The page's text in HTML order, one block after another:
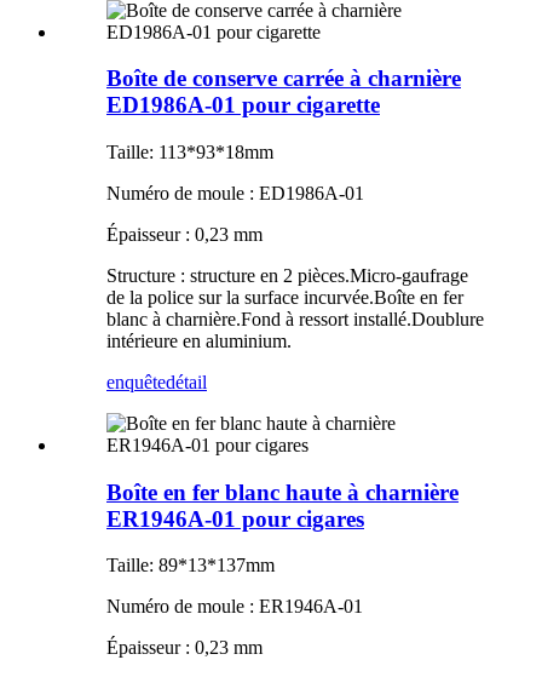
Boîte de conserve carrée à charnière
ED1986A-01 pour cigarette
Taille: 113*93*18mm
Numéro de moule : ED1986A-01
Épaisseur : 0,23 mm
Structure : structure en 2 pièces.Micro-gaufrage
de la police sur la surface incurvée.Boîte en fer
blanc à charnière.Fond à ressort installé.Doublure
intérieure en aluminium.
enquêtedétail
Boîte en fer blanc haute à charnière
ER1946A-01 pour cigares
Taille: 89*13*137mm
Numéro de moule : ER1946A-01
Épaisseur : 0,23 mm